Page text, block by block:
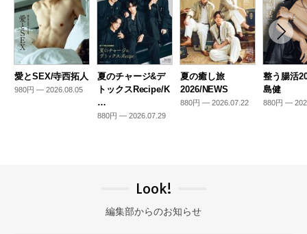
愛とSEX/寺西拓人
980円 — 2026.08.05
夏のチャージ&デ
トックスRecipe/K
…
880円 — 2026.07.29
夏の癒し旅
2026/NEWS
880円 — 2026.07.22
整う腸活
島健
880円 —
Look!
編集部からのお知らせ